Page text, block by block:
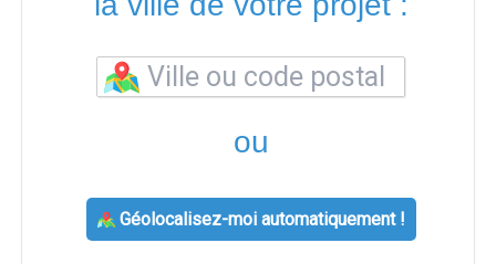
ou
Géolocalisez-moi automatiquement !